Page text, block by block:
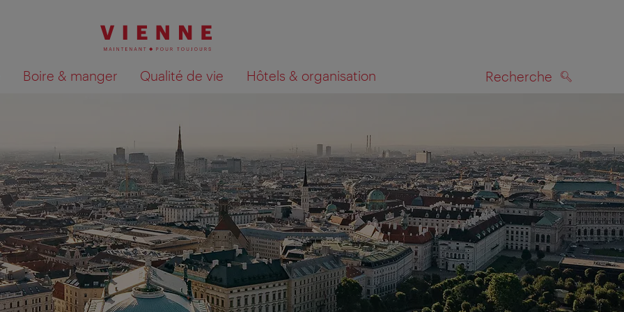
Boire & manger Qualité de vie Hôtels & organisation Recherche